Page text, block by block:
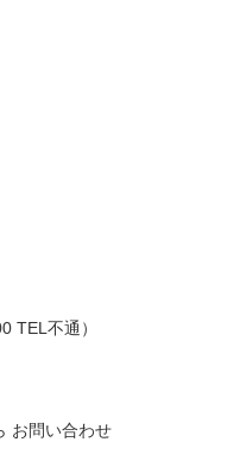
TEL不通）
お問い合わせ